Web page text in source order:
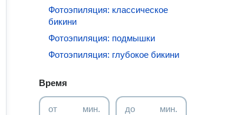
Фотоэпиляция: классическое
бикини
Фотоэпиляция: подмышки
Фотоэпиляция: глубокое бикини
Время
от мин. до мин.